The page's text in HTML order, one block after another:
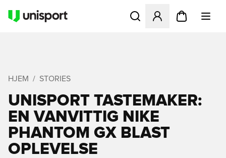
Åbner en Modal til at
HJEM STORIES
UNISPORT TASTEMAKER:
EN VANVITTIG NIKE
PHANTOM GX BLAST
OPLEVELSE